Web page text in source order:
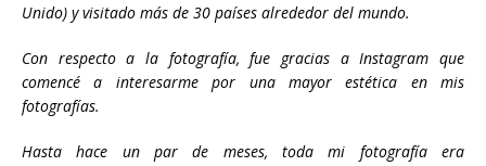
Unido) y visitado más de 30 países alrededor del mundo.
Con respecto a la fotografía, fue gracias a Instagram que
comencé a interesarme por una mayor estética en mis
fotografías.
Hasta hace un par de meses, toda mi fotografía era